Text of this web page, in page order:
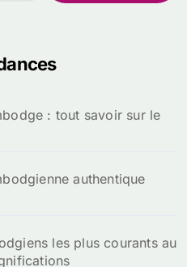
: tout savoir sur le
authentique
les plus courants au